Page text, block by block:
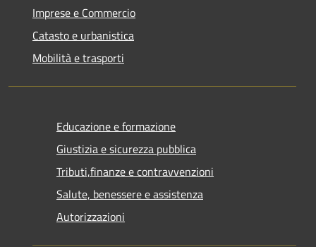
Imprese e Commercio
Catasto e urbanistica
Mobilità e trasporti
Educazione e formazione
Giustizia e sicurezza pubblica
Tributi,finanze e contravvenzioni
Salute, benessere e assistenza
Autorizzazioni